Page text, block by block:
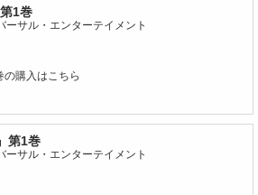
1巻
サル・エンターテイメント
購入はこちら
第1巻
サル・エンターテイメント